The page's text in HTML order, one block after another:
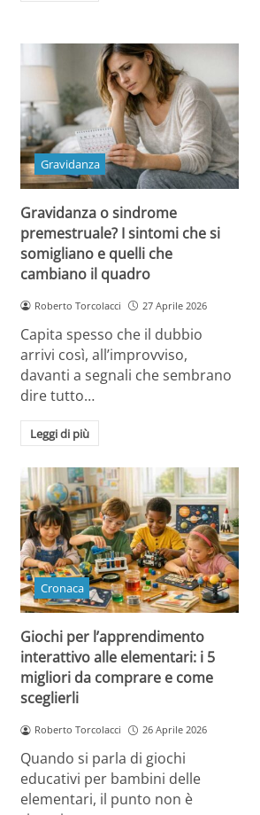
Gravidanza
Gravidanza o sindrome
premestruale? I sintomi che si
somigliano e quelli che
cambiano il quadro
Roberto Torcolacci 27 Aprile 2026
Capita spesso che il dubbio
arrivi così, all’improvviso,
davanti a segnali che sembrano
dire tutto…
Leggi di più
Cronaca
Giochi per l’apprendimento
interattivo alle elementari: i 5
migliori da comprare e come
sceglierli
Roberto Torcolacci 26 Aprile 2026
Quando si parla di giochi
educativi per bambini delle
elementari, il punto non è